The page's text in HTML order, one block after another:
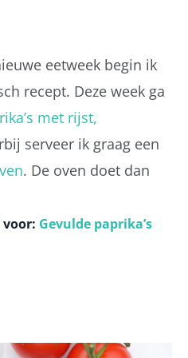
eetweek begin ik
recept. Deze week ga
met rijst,
serveer ik graag een
. De oven doet dan
Gevulde paprika’s